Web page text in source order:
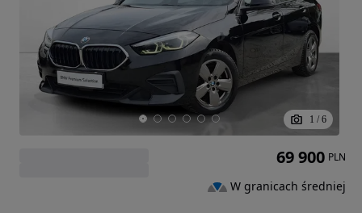
1 / 6
69 900 PLN
W granicach średniej